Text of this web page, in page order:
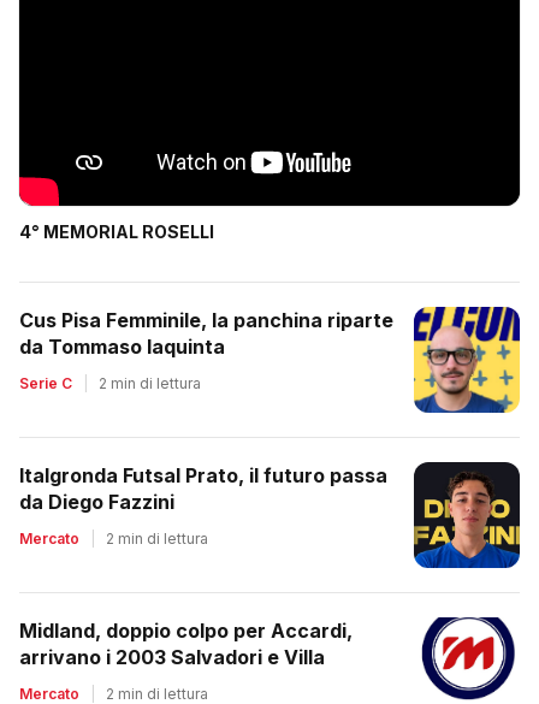
4° MEMORIAL ROSELLI
Cus Pisa Femminile, la panchina riparte
da Tommaso Iaquinta
Serie C 2 min di lettura
Italgronda Futsal Prato, il futuro passa
da Diego Fazzini
Mercato 2 min di lettura
Midland, doppio colpo per Accardi,
arrivano i 2003 Salvadori e Villa
Mercato 2 min di lettura